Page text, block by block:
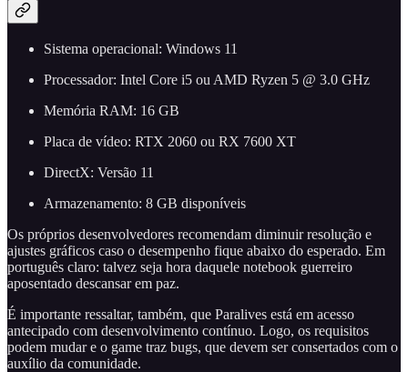
Sistema operacional: Windows 11
Processador: Intel Core i5 ou AMD Ryzen 5 @ 3.0 GHz
Memória RAM: 16 GB
Placa de vídeo: RTX 2060 ou RX 7600 XT
DirectX: Versão 11
Armazenamento: 8 GB disponíveis
Os próprios desenvolvedores recomendam diminuir resolução e
ajustes gráficos caso o desempenho fique abaixo do esperado. Em
português claro: talvez seja hora daquele notebook guerreiro
aposentado descansar em paz.
É importante ressaltar, também, que Paralives está em acesso
antecipado com desenvolvimento contínuo. Logo, os requisitos
podem mudar e o game traz bugs, que devem ser consertados com o
auxílio da comunidade.